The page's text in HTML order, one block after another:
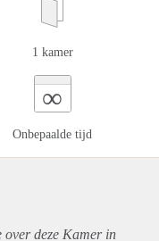
1 kamer
∞
Onbepaalde tijd
deze Kamer in